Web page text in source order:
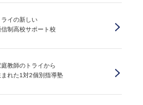
ライの新しい
信制高校サポート校
庭教師のトライから
まれた1対2個別指導塾